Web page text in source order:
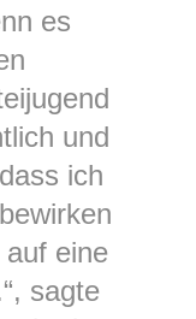
es
und
ich
eine
sagte